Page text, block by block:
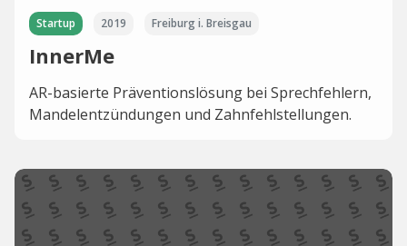
Startup 2019 Freiburg i. Breisgau
InnerMe
AR-basierte Präventionslösung bei Sprechfehlern,
Mandelentzündungen und Zahnfehlstellungen.